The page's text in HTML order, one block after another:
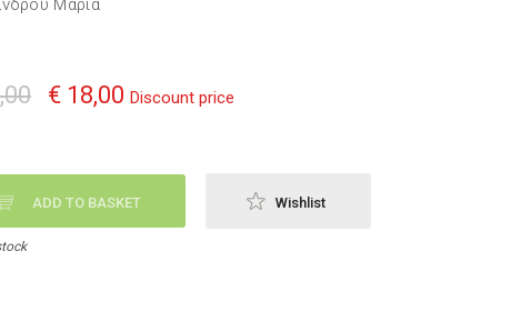
Μαρία
€ 18,00 Discount price
ADD TO BASKET Wishlist